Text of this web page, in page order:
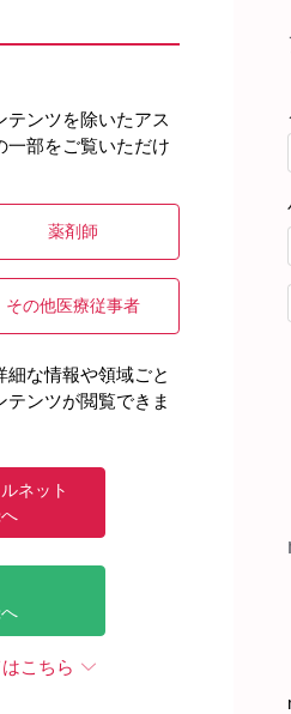
フが心を尽くして
2000年に北海道大学医学部医学
学会Young Investigator Awardな
テンツを除いたアス
一部をご覧いただけ
薬剤師
その他医療従事者
な情報や領域ごと
ンツが閲覧できま
ネット
こちら